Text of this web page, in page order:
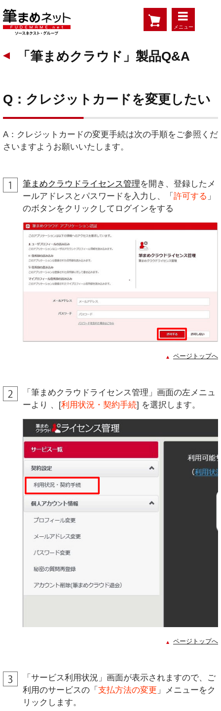
メニュー
「筆まめクラウド」製品Q&A
Q：クレジットカードを変更したい
A：クレジットカードの変更手続は次の手順をご参照くだ
さいますようお願いいたします。
筆まめクラウドライセンス管理を開き、登録したメ
ールアドレスとパスワードを入力し、「 許可する 」
のボタンをクリックしてログインをする
ページトップへ
「筆まめクラウドライセンス管理」画面の左メニュ
ーより 、[利用状況・契約手続] を選択します。
ページトップへ
「サービス利用状況」画面が表示されますので、ご
利用のサービスの「 支払方法の変更 」メニューをク
リックします。